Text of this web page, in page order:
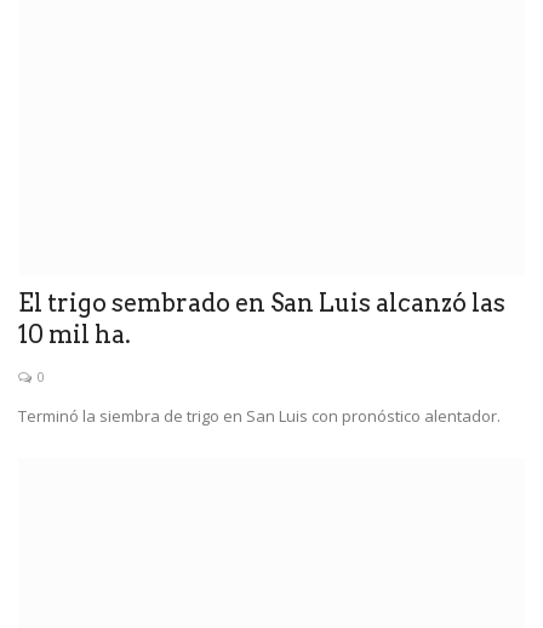
El trigo sembrado en San Luis alcanzó las
10 mil ha.
0
Terminó la siembra de trigo en San Luis con pronóstico alentador.